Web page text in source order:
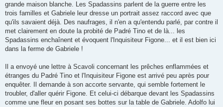
grande maison blanche. Les Spadassins parlent de la guerre entre les
trois familles et Gabriele leur dresse un portrait assez raccord avec que
qu'ils savaient déjà. Des naufrages, il n'en a qu'entendu parlé, par contre il
met clairement en doute la probité de Padré Tino et de là... les
Spadassins enchaînent et évoquent l'Inquisiteur Figone... et il est bien ici
dans la ferme de Gabriele !
Il a envoyé une lettre à Scavoli concernant les prêches enflammées et
étranges du Padré Tino et l'Inquisiteur Figone est arrivé peu après pour
enquêter. Il demande à son accorte servante, qui semble fortement le
troubler, d'aller quérir Figone. Et celui-ci débarque devant les Spadassins
comme une fleur en posant ses bottes sur la table de Gabriele. Adolfo lui